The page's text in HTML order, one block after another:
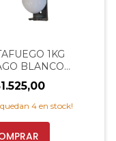
1KG
BLANCO
VTV AUTO
quedan 4 en stock!